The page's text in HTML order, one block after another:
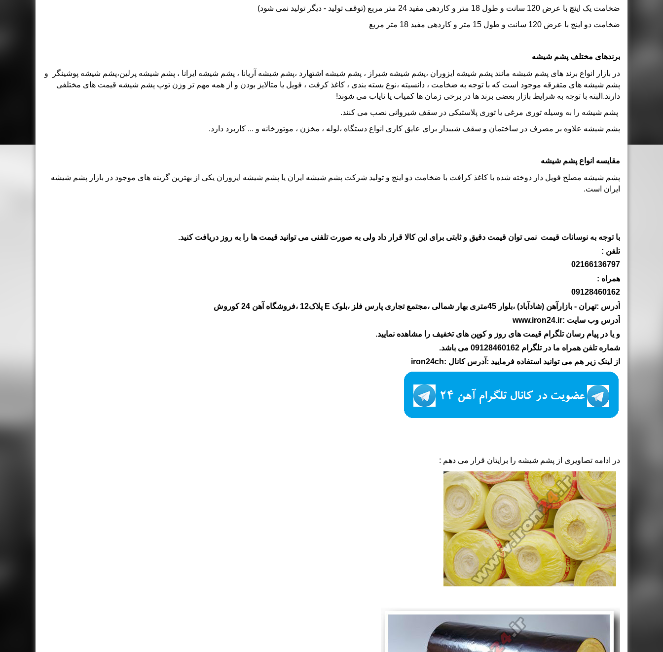
ضخامت یک اینچ با عرض 120 سانت و طول 18 متر و کاردهی مفید 24 متر مربع (توقف تولید - دیگر تولید نمی شود)
ضخامت دو اینچ با عرض 120 سانت و طول 15 متر و کاردهی مفید 18 متر مربع
برندهای مختلف پشم شیشه
در بازار انواع برند های پشم شیشه مانند پشم شیشه ایزوران ،پشم شیشه شیراز ، پشم شیشه اشتهارد ،پشم شیشه آریانا ، پشم شیشه ایرانا ، پشم شیشه پرلین،پشم شیشه پوشینگر و
پشم شیشه های متفرقه موجود است که با توجه به ضخامت ، دانسیته ،نوع بسته بندی ، کاغذ کرفت ، فویل یا متالایز بودن و از همه مهم تر وزن توپ پشم شیشه قیمت های مختلفی
دارند.البته با توجه به شرایط بازار بعضی برند ها در برخی زمان ها کمیاب یا نایاب می شوند!
پشم شیشه را به وسیله توری مرغی یا توری پلاستیکی در سقف شیروانی نصب می کنند.
پشم شیشه علاوه بر مصرف در ساختمان و سقف شیبدار برای عایق کاری انواع دستگاه ،لوله ، مخزن ، موتورخانه و ... کاربرد دارد.
مقایسه انواع پشم شیشه
پشم شیشه مصلح فویل دار دوخته شده با کاغذ کرافت با ضخامت دو اینچ و تولید شرکت پشم شیشه ایران یا پشم شیشه ایزوران یکی از بهترین گزینه های موجود در بازار پشم شیشه
ایران است.
با توجه به نوسانات قیمت نمی توان قیمت دقیق و ثابتی برای این کالا قرار داد ولی به صورت تلفنی می توانید قیمت ها را به روز دریافت کنید.
تلفن :
02166136797
همراه :
09128460162
آدرس :تهران - بازارآهن (شادآباد) ،بلوار 45متری بهار شمالی ،مجتمع تجاری پارس فلز ،بلوک E پلاک12 ،فروشگاه آهن 24 کوروش
آدرس وب سایت :www.iron24.ir
و یا در پیام رسان تلگرام قیمت های روز و کوپن های تخفیف را مشاهده نمایید.
شماره تلفن همراه ما در تلگرام 09128460162 می باشد.
از لینک زیر هم می توانید استفاده فرمایید :آدرس کانال :iron24ch
در ادامه تصاویری از پشم شیشه را برایتان قرار می دهم :